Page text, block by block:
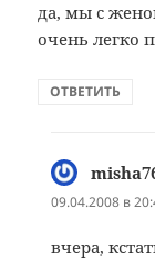
да, мы с
очень легко
ОТВЕТИТЬ
09.04.2008 в
вчера,